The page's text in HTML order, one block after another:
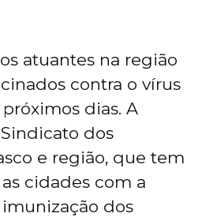
atuantes na região
contra o vírus
próximos dias. A
dos
e região, que tem
cidades com a
dos